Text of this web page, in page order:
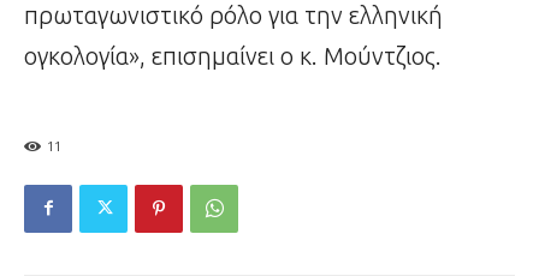
πρωταγωνιστικό ρόλο για την ελληνική
ογκολογία», επισημαίνει ο κ. Μούντζιος.
11